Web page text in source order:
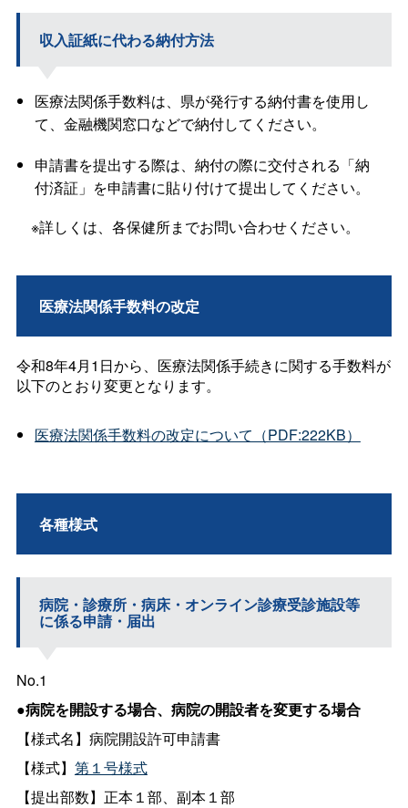
収入証紙に代わる納付方法
医療法関係手数料は、県が発行する納付書を使用し
て、金融機関窓口などで納付してください。
申請書を提出する際は、納付の際に交付される「納
付済証」を申請書に貼り付けて提出してください。
※詳しくは、各保健所までお問い合わせください。
医療法関係手数料の改定
令和8年4月1日から、医療法関係手続きに関する手数料が
以下のとおり変更となります。
医療法関係手数料の改定について（PDF:222KB）
各種様式
病院・診療所・病床・オンライン診療受診施設等
に係る申請・届出
No.1
●病院を開設する場合、病院の開設者を変更する場合
【様式名】病院開設許可申請書
【様式】 第１号様式
【提出部数】正本１部、副本１部